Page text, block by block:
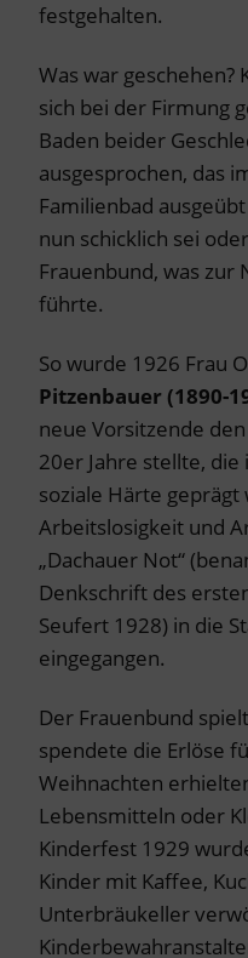
festgehalten.
Was war geschehen?
sich bei der Firmung
Baden beider
ausgesprochen, das
Familienbad
nun schicklich sei
Frauenbund, was zur
führte.
So wurde 1926 Frau
Pitzenbauer (1890-
neue Vorsitzende
20er Jahre stellte,
soziale Härte geprägt
Arbeitslosigkeit und
„Dachauer Not“
Denkschrift des
Seufert 1928) in die
eingegangen.
Der Frauenbund
spendete die Erlöse
Weihnachten
Lebensmitteln oder
Kinderfest 1929
Kinder mit Kaffee,
Unterbräukeller